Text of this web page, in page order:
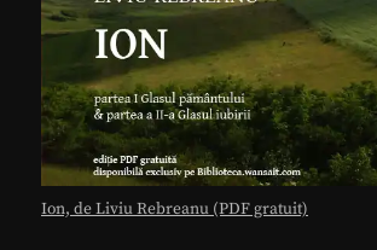
Ion, de Liviu Rebreanu (PDF gratuit)